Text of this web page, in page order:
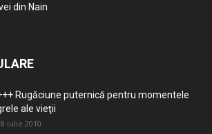
din Nain
Rugăciune puternică pentru momentele
ale vieţii
iulie 2010